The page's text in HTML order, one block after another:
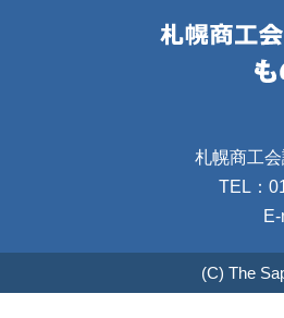
札幌商工
TEL：
(C) The